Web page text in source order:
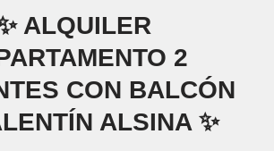
ALQUILER
2
CON BALCÓN
ALSINA ✨